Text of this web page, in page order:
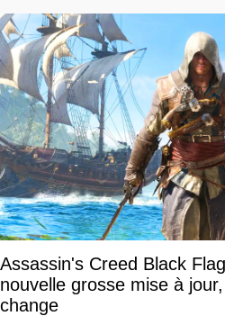
Assassin's Creed Black
nouvelle grosse mise à
change